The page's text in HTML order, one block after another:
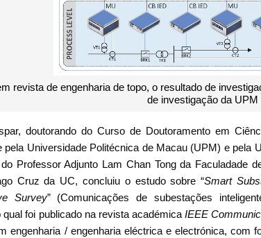
revista de engenharia de topo, o resultado de
de investigação da UPM
doutorando do Curso de Doutoramento em
pela Universidade Politécnica de Macau (UPM) e pela
Professor Adjunto Lam Chan Tong da Faculadade
Cruz da UC, concluiu o estudo sobre “Smart
Survey” (Comunicações de subestações
qual foi publicado na revista académicaIEEE
engenharia / engenharia eléctrica e electrónica, com